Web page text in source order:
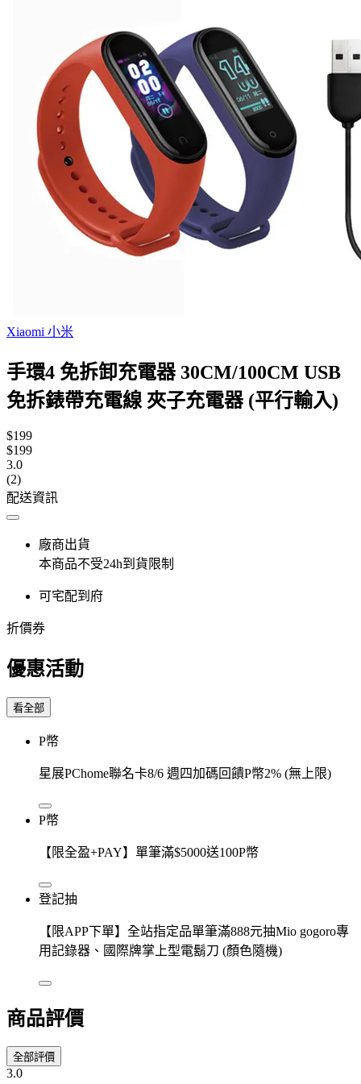
Xiaomi 小米
手環4 免拆卸充電器 30CM/100CM USB
免拆錶帶充電線 夾子充電器 (平行輸入)
$199
$199
3.0
(2)
配送資訊
廠商出貨
本商品不受24h到貨限制
可宅配到府
折價券
優惠活動
看全部
P幣
星展PChome聯名卡8/6 週四加碼回饋P幣2% (無上限)
P幣
【限全盈+PAY】單筆滿$5000送100P幣
登記抽
【限APP下單】全站指定品單筆滿888元抽Mio gogoro專
用記錄器、國際牌掌上型電鬍刀 (顏色隨機)
商品評價
全部評價
3.0